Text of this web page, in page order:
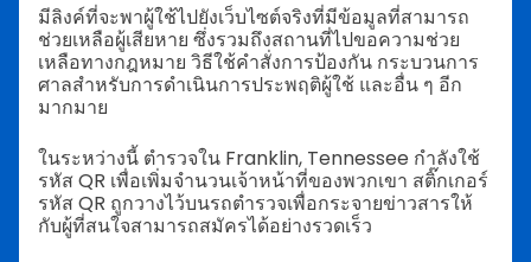
มีลิงค์ที่จะพาผู้ใช้ไปยังเว็บไซต์จริงที่มีข้อมูลที่สามารถ
ช่วยเหลือผู้เสียหาย ซึ่งรวมถึงสถานที่ไปขอความช่วย
เหลือทางกฎหมาย วิธีใช้คำสั่งการป้องกัน กระบวนการ
ศาลสำหรับการดำเนินการประพฤติผู้ใช้ และอื่น ๆ อีก
มากมาย
ในระหว่างนี้ ตำรวจใน Franklin, Tennessee กำลังใช้
รหัส QR เพื่อเพิ่มจำนวนเจ้าหน้าที่ของพวกเขา สติ๊กเกอร์
รหัส QR ถูกวางไว้บนรถตำรวจเพื่อกระจายข่าวสารให้
กับผู้ที่สนใจสามารถสมัครได้อย่างรวดเร็ว